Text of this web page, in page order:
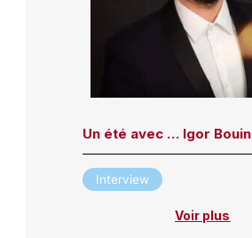
Un été avec … Igor Bouin
Interview
Voir plus